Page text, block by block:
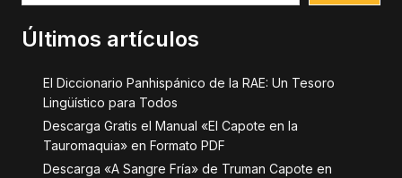
Últimos artículos
El Diccionario Panhispánico de la RAE: Un Tesoro
Lingüístico para Todos
Descarga Gratis el Manual «El Capote en la
Tauromaquia» en Formato PDF
Descarga «A Sangre Fría» de Truman Capote en